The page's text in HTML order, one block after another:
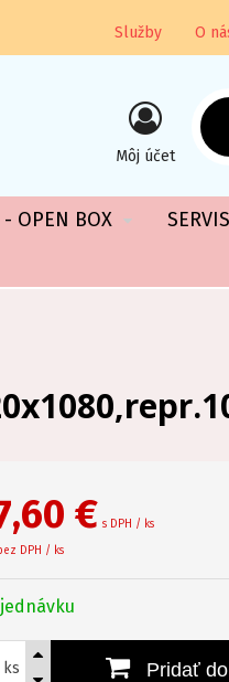
Služby O
Môj účet
- OPEN BOX
€ s DPH / ks
bez DPH / ks
ks Pridať